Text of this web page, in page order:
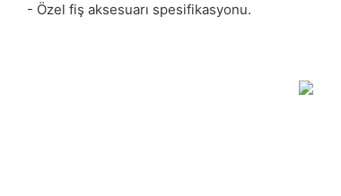
- Özel fiş aksesuarı spesifikasyonu.